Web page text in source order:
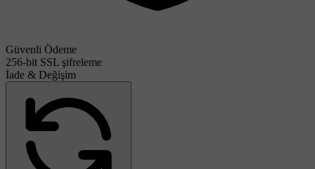
Güvenli Ödeme
256-bit SSL şifreleme
İade & Değişim